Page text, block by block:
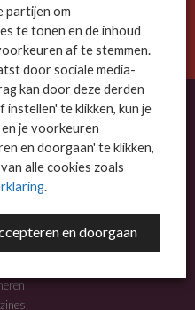
AANMELDEN
IT-dienstverleners met MKB-focus.
INFO
partijen om
te tonen en de inhoud
af te stemmen.
door sociale media-
kan door deze derden
te klikken, kun je
je voorkeuren
en doorgaan' te klikken,
alle cookies zoals
.
en doorgaan